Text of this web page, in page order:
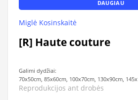
DAUGIAU
Miglė Kosinskaitė
[R] Haute couture
Galimi dydžiai:
70x50cm, 85x60cm, 100x70cm, 130x90cm,
Reprodukcijos ant drobės